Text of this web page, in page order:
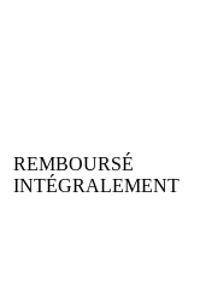
REMBOURSÉ
INTÉGRALEMENT